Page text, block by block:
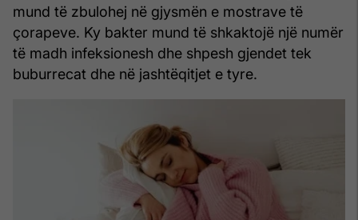
mund të zbulohej në gjysmën e mostrave të
çorapeve. Ky bakter mund të shkaktojë një numër
të madh infeksionesh dhe shpesh gjendet tek
buburrecat dhe në jashtëqitjet e tyre.